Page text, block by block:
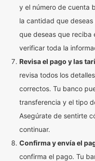
y el número de cuenta
la cantidad que
que deseas que reciba
verificar toda la
Revisa el pago y las
revisa todos los
correctos. Tu banco
transferencia y el tipo
Asegúrate de sentirte
continuar.
Confirma y envía el
confirma el pago. Tu